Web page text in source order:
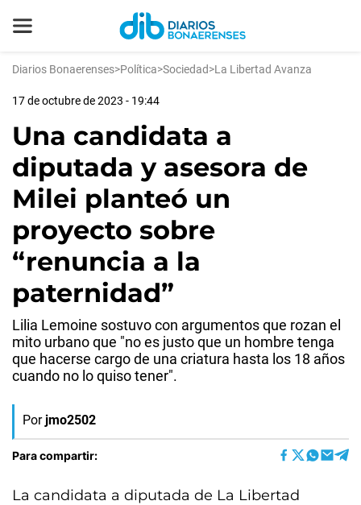
Diarios Bonaerenses>Política>Sociedad>La Libertad Avanza
17 de octubre de 2023 - 19:44
Una candidata a
diputada y asesora de
Milei planteó un
proyecto sobre
“renuncia a la
paternidad”
Lilia Lemoine sostuvo con argumentos que rozan el
mito urbano que "no es justo que un hombre tenga
que hacerse cargo de una criatura hasta los 18 años
cuando no lo quiso tener".
Por jmo2502
Para compartir:
La candidata a diputada de La Libertad